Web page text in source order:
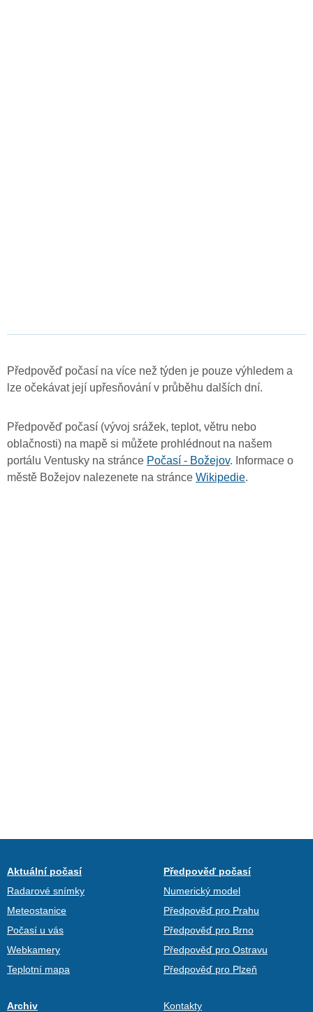
Předpověď počasí na více než týden je pouze výhledem a
lze očekávat její upřesňování v průběhu dalších dní.
Předpověď počasí (vývoj srážek, teplot, větru nebo
oblačnosti) na mapě si můžete prohlédnout na našem
portálu Ventusky na stránce Počasí - Božejov. Informace o
městě Božejov nalezenete na stránce Wikipedie.
Aktuální počasí
Radarové snímky
Meteostanice
Počasí u vás
Webkamery
Teplotní mapa
Předpověď počasí
Numerický model
Předpověď pro Prahu
Předpověď pro Brno
Předpověď pro Ostravu
Předpověď pro Plzeň
Archiv Kontakty